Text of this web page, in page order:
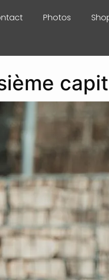
Photos